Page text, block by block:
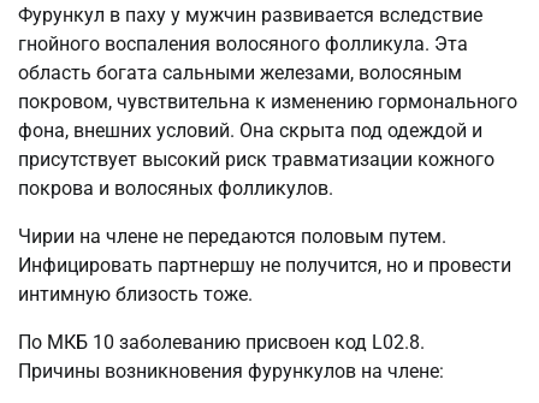
Фурункул в паху у мужчин развивается вследствие
гнойного воспаления волосяного фолликула. Эта
область богата сальными железами, волосяным
покровом, чувствительна к изменению гормонального
фона, внешних условий. Она скрыта под одеждой и
присутствует высокий риск травматизации кожного
покрова и волосяных фолликулов.
Чирии на члене не передаются половым путем.
Инфицировать партнершу не получится, но и провести
интимную близость тоже.
По МКБ 10 заболеванию присвоен код L02.8.
Причины возникновения фурункулов на члене: